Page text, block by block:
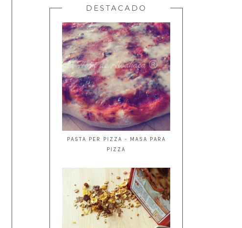
DESTACADO
PASTA PER PIZZA - MASA PARA
PIZZA